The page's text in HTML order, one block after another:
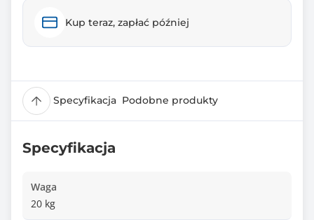
Kup teraz, zapłać później
Specyfikacja Podobne produkty
Specyfikacja
Waga
20 kg